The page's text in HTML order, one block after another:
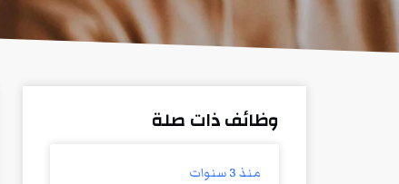
وظائف ذات صلة
منذ 3 سنوات